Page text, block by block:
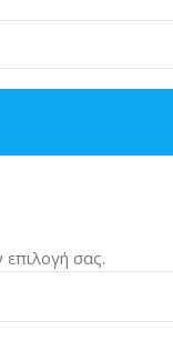
επιλογή σας.